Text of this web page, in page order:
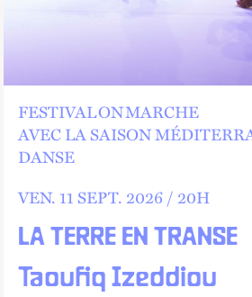
LA TERRE EN TRANSE
Taoufiq Izeddiou
FESTIVAL ON MARCHE
AVEC LA SAISON
DANSE
VEN.11 SEPT. 2026 / 20H